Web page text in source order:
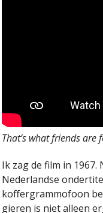
That’s what friends are
Ik zag de film in
Nederlandse
koffergrammofoon
gieren is niet alleen